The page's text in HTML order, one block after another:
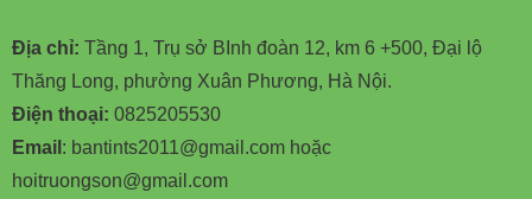
Địa chỉ: Tầng 1, Trụ sở BInh đoàn 12, km 6 +500, Đại lộ
Thăng Long, phường Xuân Phương, Hà Nội.
Điện thoại: 0825205530
Email : bantints2011@gmail.com hoặc
hoitruongson@gmail.com